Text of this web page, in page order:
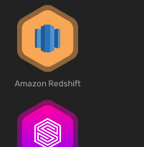
Amazon Redshift